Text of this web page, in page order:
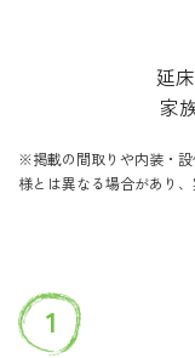
延
家
※掲載の間取りや内装・
様とは異なる場合があり
1